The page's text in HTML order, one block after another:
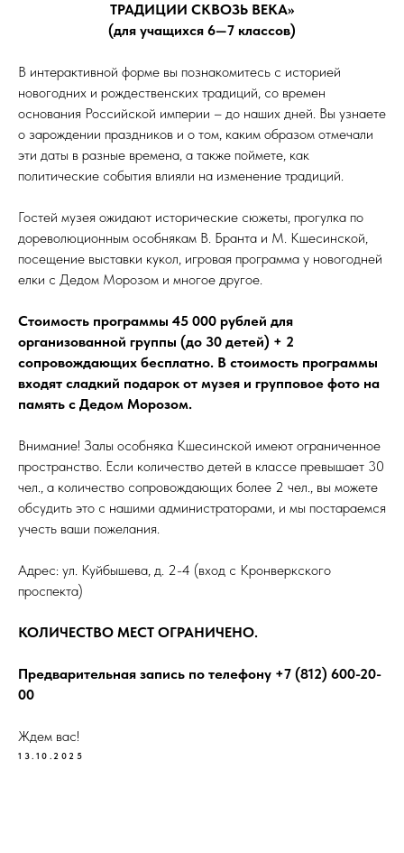
ТРАДИЦИИ СКВОЗЬ ВЕКА»
(для учащихся 6—7 классов)
В интерактивной форме вы познакомитесь с историей
новогодних и рождественских традиций, со времен
основания Российской империи – до наших дней. Вы узнаете
о зарождении праздников и о том, каким образом отмечали
эти даты в разные времена, а также поймете, как
политические события влияли на изменение традиций.
Гостей музея ожидают исторические сюжеты, прогулка по
дореволюционным особнякам В. Бранта и М. Кшесинской,
посещение выставки кукол, игровая программа у новогодней
елки с Дедом Морозом и многое другое.
Стоимость программы 45 000 рублей для
организованной группы (до 30 детей) + 2
сопровождающих бесплатно. В стоимость программы
входят сладкий подарок от музея и групповое ⁠фото на
память с Дедом Морозом.
Внимание! Залы особняка Кшесинской имеют ограниченное
пространство. Если количество детей в классе превышает 30
чел., а количество сопровождающих более 2 чел., вы можете
обсудить это с нашими администраторами, и мы постараемся
учесть ваши пожелания.
Адрес: ул. Куйбышева, д. 2-4 (вход с Кронверкского
проспекта)
КОЛИЧЕСТВО МЕСТ ОГРАНИЧЕНО.
Предварительная запись по телефону +7 (812) 600-20-
00
Ждем вас!
13.10.2025